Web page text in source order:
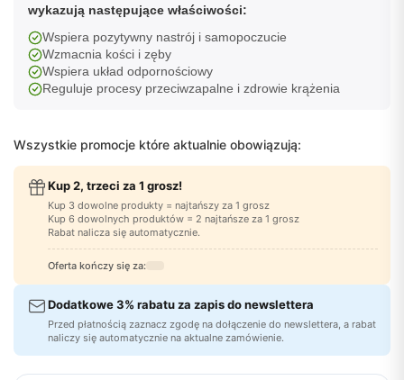
wykazują następujące właściwości:
Wspiera pozytywny nastrój i samopoczucie
Wzmacnia kości i zęby
Wspiera układ odpornościowy
Reguluje procesy przeciwzapalne i zdrowie krążenia
Wszystkie promocje które aktualnie obowiązują:
Kup 2, trzeci za 1 grosz!
Kup 3 dowolne produkty = najtańszy za 1 grosz
Kup 6 dowolnych produktów = 2 najtańsze za 1 grosz
Rabat nalicza się automatycznie.
Oferta kończy się za:
Dodatkowe 3% rabatu za zapis do newslettera
Przed płatnością zaznacz zgodę na dołączenie do newslettera, a rabat
naliczy się automatycznie na aktualne zamówienie.